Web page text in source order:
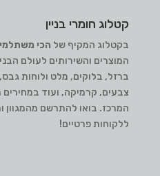
קטלוג חומרי בניין
בקטלוג המקיף של הכי
המוצרים והשירותים לעולם
ברזל, בלוקים, מלט ולוחות
צבעים, קרמיקה, ועוד
המרכז. בואו להתרשם מהמגוון
ללקוחות פרטיים!